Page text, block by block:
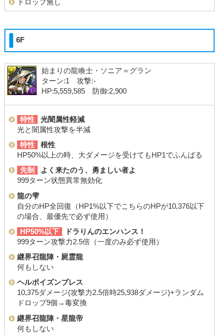
ドロップ無し
6F
始まりの龍喚士・ソニア＝グラン
ターン:1 攻撃:-
HP:5,559,585 防御:2,900
特性
光闇属性軽減
光と闇属性攻撃を半減
特性
根性
HP50%以上の時、大ダメージを受けてもHP1でふんばる
先制
よく来たのう、勇ましい者よ
999ターン状態異常無効化
龍の雫
自分のHP全回復（HP1%以下でこちらのHPが10,376以下
の場合、最優先で必ず使用）
HP50%以下
ドラりんのエンハンス！
999ターン攻撃力2.5倍（一度のみ必ず使用）
継界召龍陣・屍霊龍
何もしない
ヘルポイズンブレス
10,375ダメージ(攻撃力2.5倍時25,938ダメージ)+ランダム
ドロップ9個→毒変換
継界召龍陣・星龍帝
何もしない